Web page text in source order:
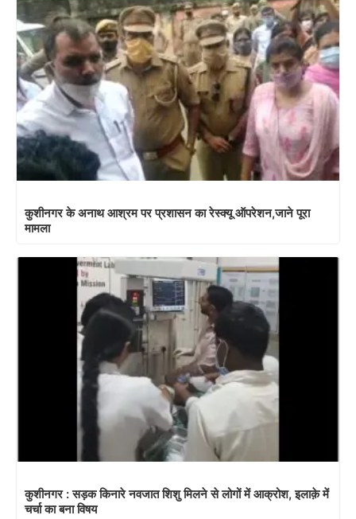
कुशीनगर के अनाथ आश्रम पर प्रशासन का रेस्क्यू ऑपरेशन,जाने पूरा
मामला
कुशीनगर : सड़क किनारे नवजात शिशु मिलने से लोगों में आक्रोश, इलाक़े में
चर्चा का बना विषय